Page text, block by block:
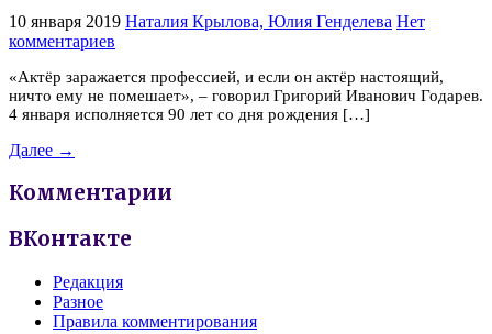
10 января 2019 Наталия Крылова, Юлия Генделева Нет
комментариев
«Актёр заражается профессией, и если он актёр настоящий,
ничто ему не помешает», – говорил Григорий Иванович Годарев.
4 января исполняется 90 лет со дня рождения […]
Далее →
Комментарии
ВКонтакте
Редакция
Разное
Правила комментирования